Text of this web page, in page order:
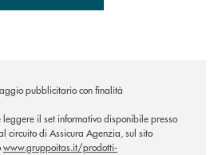
pubblicitario con finalità
il set informativo disponibile presso
circuito di Assicura Agenzia, sul sito
www.gruppoitas.it/prodotti-